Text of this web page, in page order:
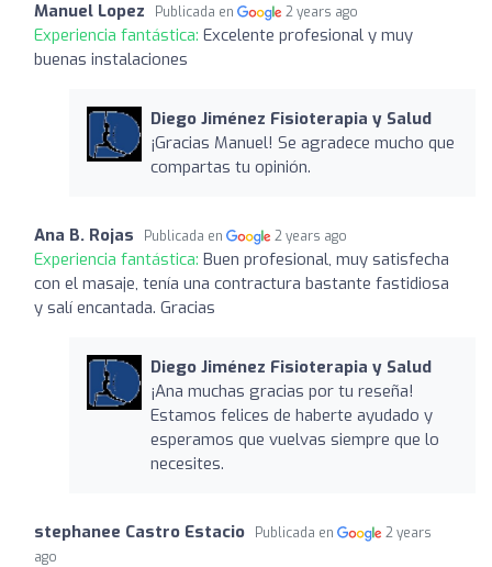
Manuel Lopez Publicada en 2 years ago
Experiencia fantástica: Excelente profesional y muy
buenas instalaciones
Diego Jiménez Fisioterapia y Salud
¡Gracias Manuel! Se agradece mucho que
compartas tu opinión.
Ana B. Rojas Publicada en 2 years ago
Experiencia fantástica: Buen profesional, muy satisfecha
con el masaje, tenía una contractura bastante fastidiosa
y salí encantada. Gracias
Diego Jiménez Fisioterapia y Salud
¡Ana muchas gracias por tu reseña!
Estamos felices de haberte ayudado y
esperamos que vuelvas siempre que lo
necesites.
stephanee Castro Estacio Publicada en
2 years
ago